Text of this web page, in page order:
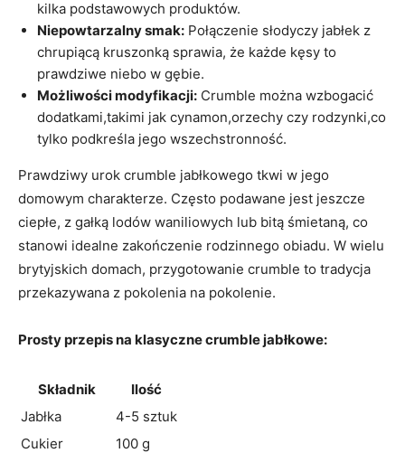
kilka podstawowych produktów.
Niepowtarzalny smak: Połączenie słodyczy jabłek z
chrupiącą kruszonką sprawia, że każde kęsy to
prawdziwe niebo w gębie.
Możliwości modyfikacji: Crumble można wzbogacić
dodatkami,takimi jak cynamon,orzechy czy rodzynki,co
tylko podkreśla jego wszechstronność.
Prawdziwy urok crumble jabłkowego tkwi w jego
domowym charakterze. Często podawane jest jeszcze
ciepłe, z gałką lodów waniliowych lub bitą śmietaną, co
stanowi idealne zakończenie rodzinnego obiadu. W wielu
brytyjskich domach, przygotowanie crumble to tradycja
przekazywana z pokolenia na pokolenie.
Prosty przepis na klasyczne crumble jabłkowe:
Składnik
Ilość
Jabłka
4-5 sztuk
Cukier
100 g